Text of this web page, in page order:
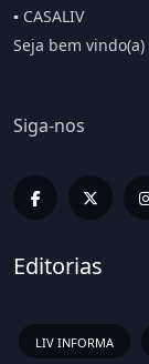
▪️ CASALIV
Seja bem vindo(a)
Siga-nos
Editorias
LIV INFORMA